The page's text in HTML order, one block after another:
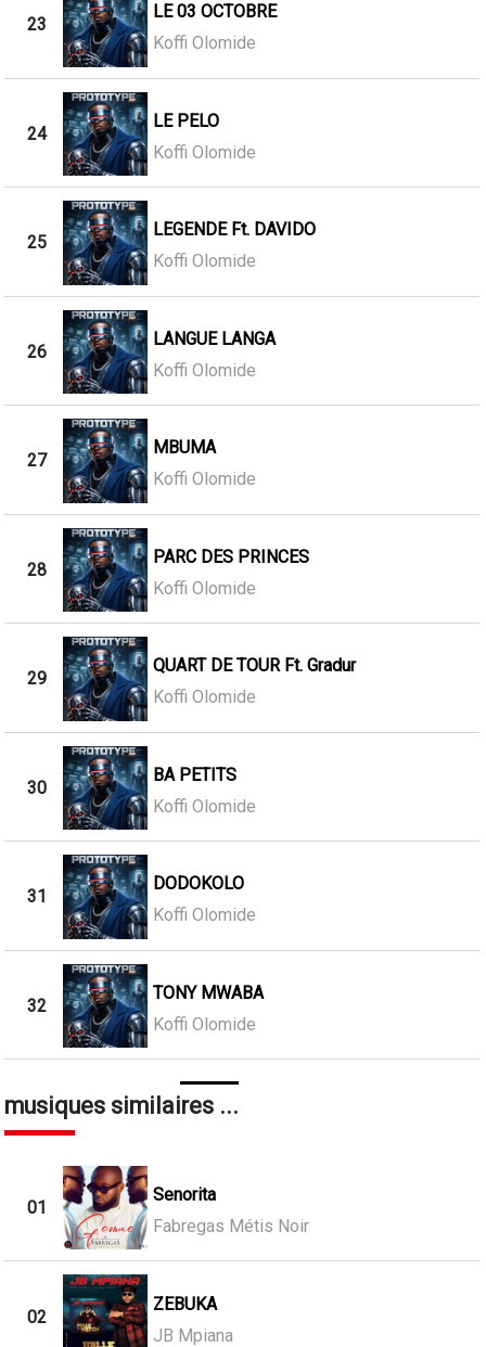
23
LE 03 OCTOBRE
Koffi Olomide
24
LE PELO
Koffi Olomide
25
LEGENDE Ft. DAVIDO
Koffi Olomide
26
LANGUE LANGA
Koffi Olomide
27
MBUMA
Koffi Olomide
28
PARC DES PRINCES
Koffi Olomide
29
QUART DE TOUR Ft. Gradur
Koffi Olomide
30
BA PETITS
Koffi Olomide
31
DODOKOLO
Koffi Olomide
32
TONY MWABA
Koffi Olomide
musiques similaires ...
01
Senorita
Fabregas Métis Noir
02
ZEBUKA
JB Mpiana